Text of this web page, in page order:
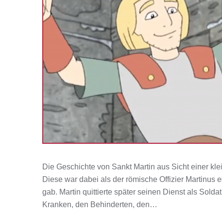
Die Geschichte von Sankt Martin aus Sicht einer
Diese war dabei als der römische Offizier Martinus
gab. Martin quittierte später seinen Dienst als
Kranken, den Behinderten, den…